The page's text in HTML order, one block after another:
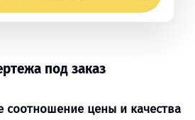
под заказ
соотношение цены и качества